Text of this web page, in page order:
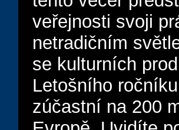
veřejnosti svoji
netradičním
se kulturních
Letošního
zúčastní na 200